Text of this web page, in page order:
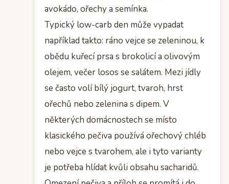
avokádo, ořechy a semínka.
Typický low-carb den může vypadat
například takto: ráno vejce se zeleninou, k
obědu kuřecí prsa s brokolicí a olivovým
olejem, večer losos se salátem. Mezi jídly
se často volí bílý jogurt, tvaroh, hrst
ořechů nebo zelenina s dipem. V
některých domácnostech se místo
klasického pečiva používá ořechový chléb
nebo vejce s tvarohem, ale i tyto varianty
je potřeba hlídat kvůli obsahu sacharidů.